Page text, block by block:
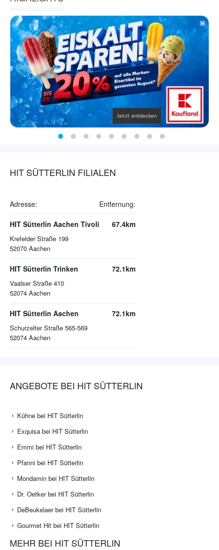
HIT SÜTTERLIN FILIALEN
Adresse: Entfernung:
HIT Sütterlin Aachen Tivoli
Krefelder Straße 199
52070 Aachen
67.4km
HIT Sütterlin Trinken
Vaalser Straße 410
52074 Aachen
72.1km
HIT Sütterlin Aachen
Schurzelter Straße 565-569
52074 Aachen
72.1km
ANGEBOTE BEI HIT SÜTTERLIN
Kühne bei HIT Sütterlin
Exquisa bei HIT Sütterlin
Emmi bei HIT Sütterlin
Pfanni bei HIT Sütterlin
Mondamin bei HIT Sütterlin
Dr. Oetker bei HIT Sütterlin
DeBeukelaer bei HIT Sütterlin
Gourmet Hit bei HIT Sütterlin
MEHR BEI HIT SÜTTERLIN